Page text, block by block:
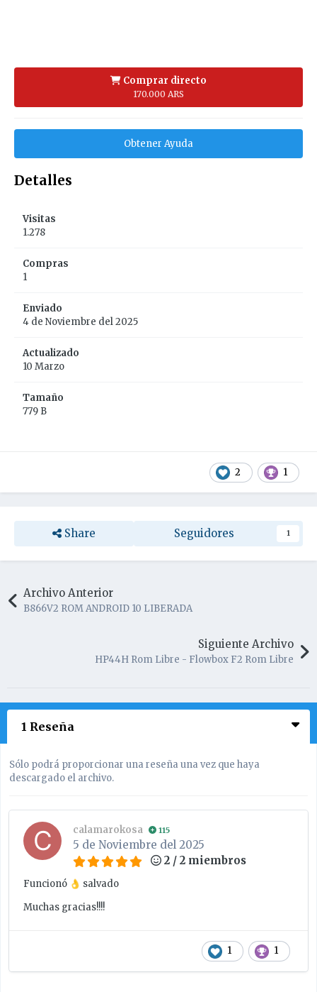
Comprar directo
170.000 ARS
Obtener Ayuda
Detalles
Visitas
1.278
Compras
1
Enviado
4 de Noviembre del 2025
Actualizado
10 Marzo
Tamaño
779 B
2 1
Share Seguidores 1
Archivo Anterior
B866V2 ROM ANDROID 10 LIBERADA
Siguiente Archivo
HP44H Rom Libre - Flowbox F2 Rom Libre
1 Reseña
Sólo podrá proporcionar una reseña una vez que haya
descargado el archivo.
calamarokosa 115
5 de Noviembre del 2025
2 / 2 miembros
Funcionó 👌 salvado
Muchas gracias!!!!
1 1